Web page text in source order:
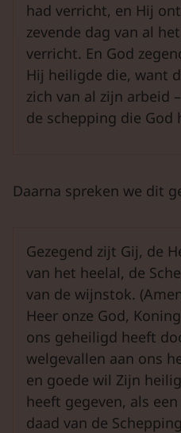
had verricht, en Hij
zevende dag van al
verricht. En God
Hij heiligde die, want
zich van al zijn arbeid
de schepping die God
Daarna spreken we dit
Gezegend zijt Gij, de
van het heelal, de
van de wijnstok.
Heer onze God,
ons geheiligd heeft
welgevallen aan ons
en goede wil Zijn
heeft gegeven, als
daad van de